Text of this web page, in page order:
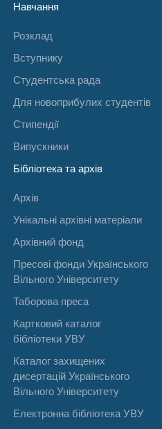
Навчання
Розклад
Вступнику
Студентська рада
Для новоприбулих студентів
Стипендії
Випускники
Бібліотека та архів
Архів
Унікальні архівні матеріали
Архівний фонд
Пресові фонди Українського
Вільного Університету
Таборова преса
Картковий каталог
бібліотеки УВУ
Каталог захищених
дисертацій Українського
Вільного Університету
Електронна бібліотека УВУ